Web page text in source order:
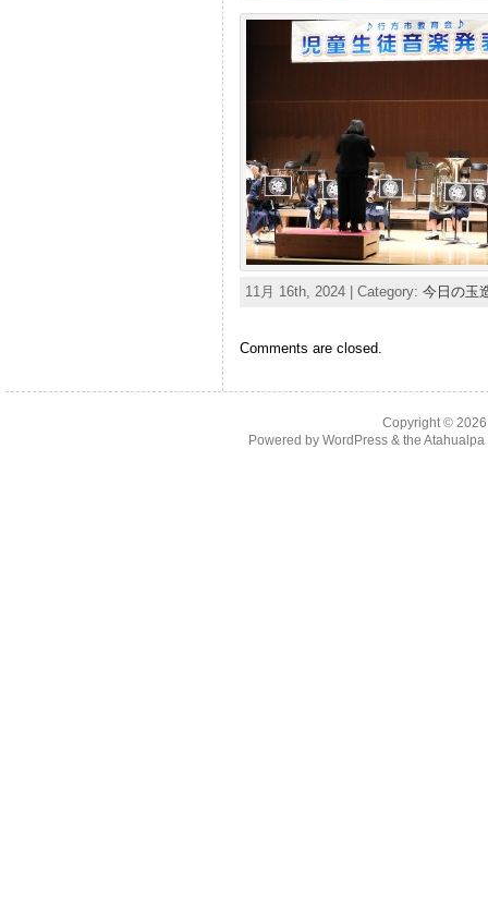
11月 16th, 2024 | Category: 今日の玉
Comments are closed.
Copyright ©
Powered by WordPress& the Atahualpa